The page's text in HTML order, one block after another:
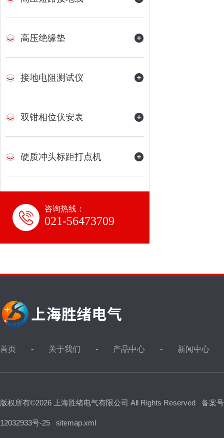
高压绝缘垫
接地电阻测试仪
双钳相位伏安表
硬质冲头标距打点机
咨询热线：
021-56473709
首页 关于我们 产品中心 新闻中心
版权所有©2026 上海胜绪电气有限公司 All Rights Reserved 备案
12032933号-25 sitemap.xml